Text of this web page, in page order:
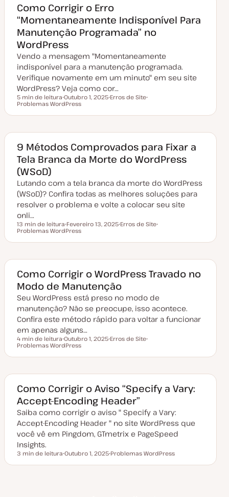
a
u
a
l
i
z
a
ç
ã
o
Como Corrigir o Erro
“Momentaneamente Indisponível Para
Manutenção Programada” no
WordPress
Vendo a mensagem "Momentaneamente
indisponível para a manutenção programada.
Verifique novamente em um minuto" em seu site
WordPress? Veja como cor…
Tempo de leitura
5 min de leitura
D
t
d
a
t
u
a
z
a
ç
ã
Outubro 1, 2025
p
c
Erros de Site
p
c
Problemas WordPress
9 Métodos Comprovados para Fixar a
Tela Branca da Morte do WordPress
(WSoD)
Lutando com a tela branca da morte do WordPress
(WSoD)? Confira todas as melhores soluções para
resolver o problema e volte a colocar seu site
onli…
Tempo de leitura
13 min de leitura
D
t
d
a
t
u
a
l
i
z
a
ç
ã
o
Fevereiro 13, 2025
p
c
Erros de Site
p
c
Problemas WordPress
Como Corrigir o WordPress Travado no
Modo de Manutenção
Seu WordPress está preso no modo de
manutenção? Não se preocupe, isso acontece.
Confira este método rápido para voltar a funcionar
em apenas alguns…
Tempo de leitura
4 min de leitura
D
t
d
a
u
a
l
z
a
ç
o
Outubro 1, 2025
p
c
Erros de Site
p
c
Problemas WordPress
Como Corrigir o Aviso “Specify a Vary:
Accept-Encoding Header”
Saiba como corrigir o aviso " Specify a Vary:
Accept-Encoding Header " no site WordPress que
você vê em Pingdom, GTmetrix e PageSpeed
Insights.
Tempo de leitura
3 min de leitura
a
Outubro 1, 2025
ó
Problemas WordPress